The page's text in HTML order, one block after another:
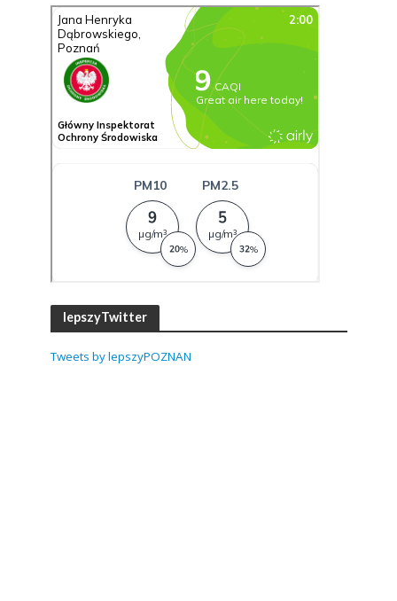
lepszyTwitter
Tweets by lepszyPOZNAN